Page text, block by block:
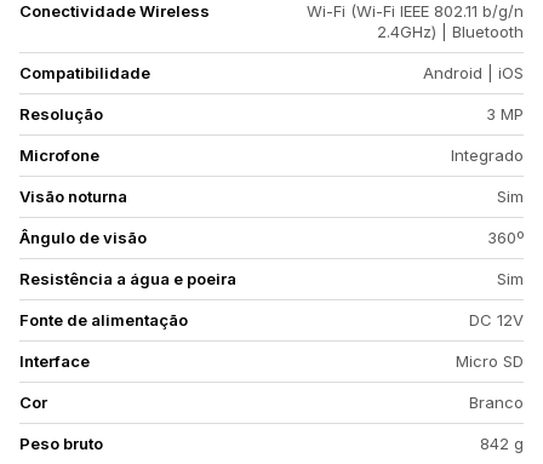
Conectividade Wireless
Wi-Fi (Wi-Fi IEEE 802.11 b/g/n
2.4GHz) | Bluetooth
Compatibilidade Android | iOS
Resolução 3 MP
Microfone Integrado
Visão noturna Sim
Ângulo de visão 360º
Resistência a água e poeira Sim
Fonte de alimentação DC 12V
Interface Micro SD
Cor Branco
Peso bruto 842 g